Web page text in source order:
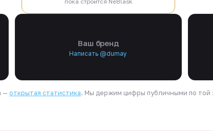
пока строится NeBlask
Ваш бренд
Написать @dumay
— открытая статистика. Мы держим цифры публичными по той